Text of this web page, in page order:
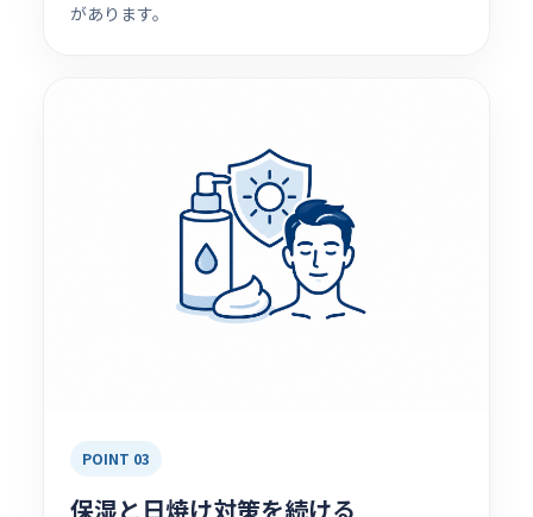
があります。
POINT 03
保湿と日焼け対策を続ける